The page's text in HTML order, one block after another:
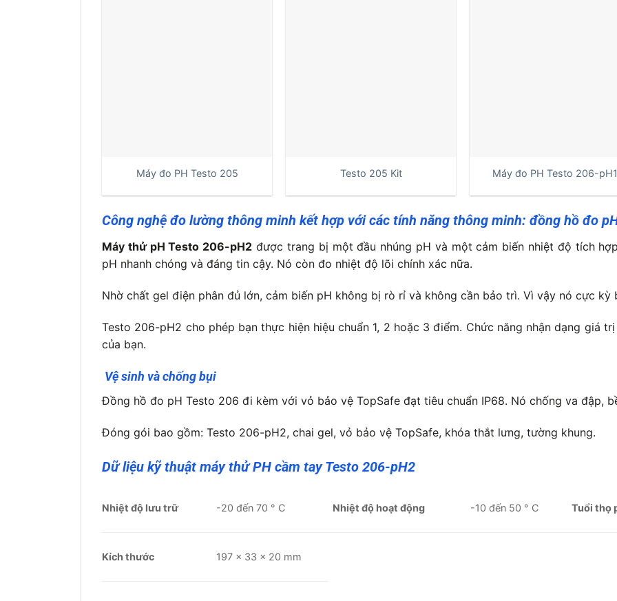
Máy đo PH Testo 205 Testo 205 Kit Máy đo PH Testo 206-pH1
Công nghệ đo lường thông minh kết hợp với các tính năng thông minh: đồng hồ đo
Máy thử pH Testo 206-pH2 được trang bị một đầu nhúng pH và một cảm biến nhiệt độ tích
pH nhanh chóng và đáng tin cậy. Nó còn đo nhiệt độ lõi chính xác nữa.
Nhờ chất gel điện phân đủ lớn, cảm biến pH không bị rò rỉ và không cần bảo trì. Vì vậy nó cực
Testo 206-pH2 cho phép bạn thực hiện hiệu chuẩn 1, 2 hoặc 3 điểm. Chức năng nhận dạng giá
của bạn.
Vệ sinh và chống bụi
Đồng hồ đo pH Testo 206 đi kèm với vỏ bảo vệ TopSafe đạt tiêu chuẩn IP68. Nó chống va đập,
Đóng gói bao gồm: Testo 206-pH2, chai gel, vỏ bảo vệ TopSafe, khóa thắt lưng, tường khung.
Dữ liệu kỹ thuật máy thử PH cầm tay Testo 206-pH2
Nhiệt độ lưu trữ -20 đến 70 ° C Nhiệt độ hoạt động -10 đến 50 ° C Tuổi thọ
Kích thước 197 x 33 x 20 mm